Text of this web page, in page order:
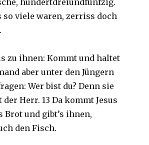
hundertdreiundfünfzig.
so viele waren, zerriss doch
zu ihnen: Kommt und haltet
aber unter den Jüngern
Wer bist du? Denn sie
Herr. 13 Da kommt Jesus
Brot und gibt’s ihnen,
den Fisch.